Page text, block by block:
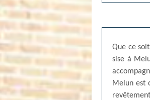
Que ce
sise à
Melun est